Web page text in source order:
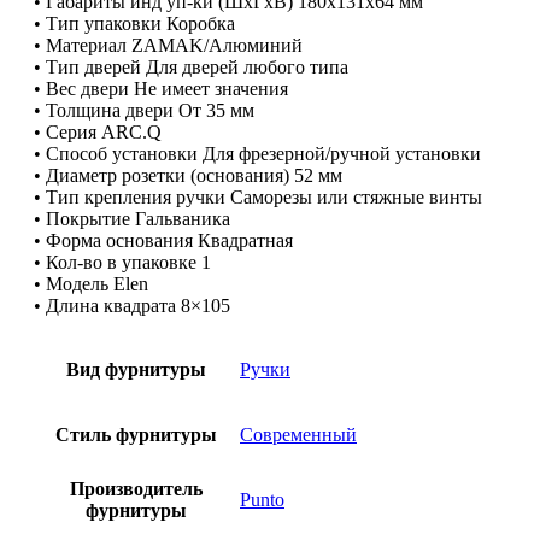
• Тип упаковки Коробка
• Материал ZAMAK/Алюминий
• Тип дверей Для дверей любого типа
• Вес двери Не имеет значения
• Толщина двери От 35 мм
• Серия ARC.Q
• Способ установки Для фрезерной/ручной установки
• Диаметр розетки (основания) 52 мм
• Тип крепления ручки Саморезы или стяжные винты
• Покрытие Гальваника
• Форма основания Квадратная
• Кол-во в упаковке 1
• Модель Elen
• Длина квадрата 8×105
Вид фурнитуры Ручки
Стиль фурнитуры Современный
Производитель
фурнитуры
Punto